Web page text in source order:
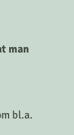
man
bl.a.